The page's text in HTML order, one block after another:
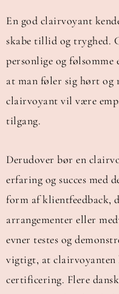
En god clairvoyant
skabe tillid og tryghed.
personlige og
at man føler sig hørt og
clairvoyant vil være
tilgang.
Derudover bør en
erfaring og succes med
form af klientfeedback,
arrangementer eller
evner testes og
vigtigt, at clairvoyanten
certificering. Flere